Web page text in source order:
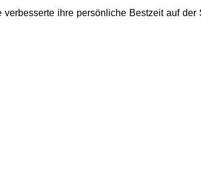
verbesserte ihre persönliche Bestzeit auf